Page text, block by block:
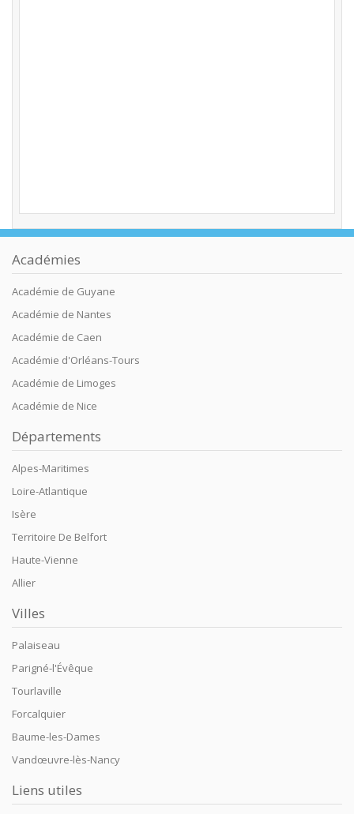
Académies
Académie de Guyane
Académie de Nantes
Académie de Caen
Académie d'Orléans-Tours
Académie de Limoges
Académie de Nice
Départements
Alpes-Maritimes
Loire-Atlantique
Isère
Territoire De Belfort
Haute-Vienne
Allier
Villes
Palaiseau
Parigné-l'Évêque
Tourlaville
Forcalquier
Baume-les-Dames
Vandœuvre-lès-Nancy
Liens utiles